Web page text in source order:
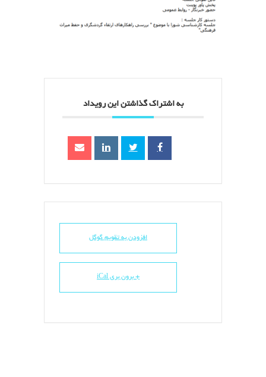
به اشتراک گذاشتن این رویداد
افزودن به تقویم گوگل
+ برون بری iCal